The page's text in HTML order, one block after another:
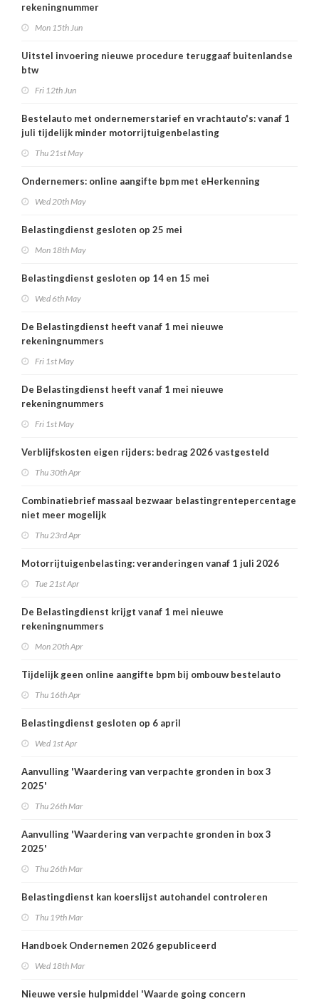
rekeningnummer
Mon 15th Jun
Uitstel invoering nieuwe procedure teruggaaf buitenlandse
btw
Fri 12th Jun
Bestelauto met ondernemerstarief en vrachtauto's: vanaf 1
juli tijdelijk minder motorrijtuigenbelasting
Thu 21st May
Ondernemers: online aangifte bpm met eHerkenning
Wed 20th May
Belastingdienst gesloten op 25 mei
Mon 18th May
Belastingdienst gesloten op 14 en 15 mei
Wed 6th May
De Belastingdienst heeft vanaf 1 mei nieuwe
rekeningnummers
Fri 1st May
De Belastingdienst heeft vanaf 1 mei nieuwe
rekeningnummers
Fri 1st May
Verblijfskosten eigen rijders: bedrag 2026 vastgesteld
Thu 30th Apr
Combinatiebrief massaal bezwaar belastingrentepercentage
niet meer mogelijk
Thu 23rd Apr
Motorrijtuigenbelasting: veranderingen vanaf 1 juli 2026
Tue 21st Apr
De Belastingdienst krijgt vanaf 1 mei nieuwe
rekeningnummers
Mon 20th Apr
Tijdelijk geen online aangifte bpm bij ombouw bestelauto
Thu 16th Apr
Belastingdienst gesloten op 6 april
Wed 1st Apr
Aanvulling 'Waardering van verpachte gronden in box 3
2025'
Thu 26th Mar
Aanvulling 'Waardering van verpachte gronden in box 3
2025'
Thu 26th Mar
Belastingdienst kan koerslijst autohandel controleren
Thu 19th Mar
Handboek Ondernemen 2026 gepubliceerd
Wed 18th Mar
Nieuwe versie hulpmiddel 'Waarde going concern